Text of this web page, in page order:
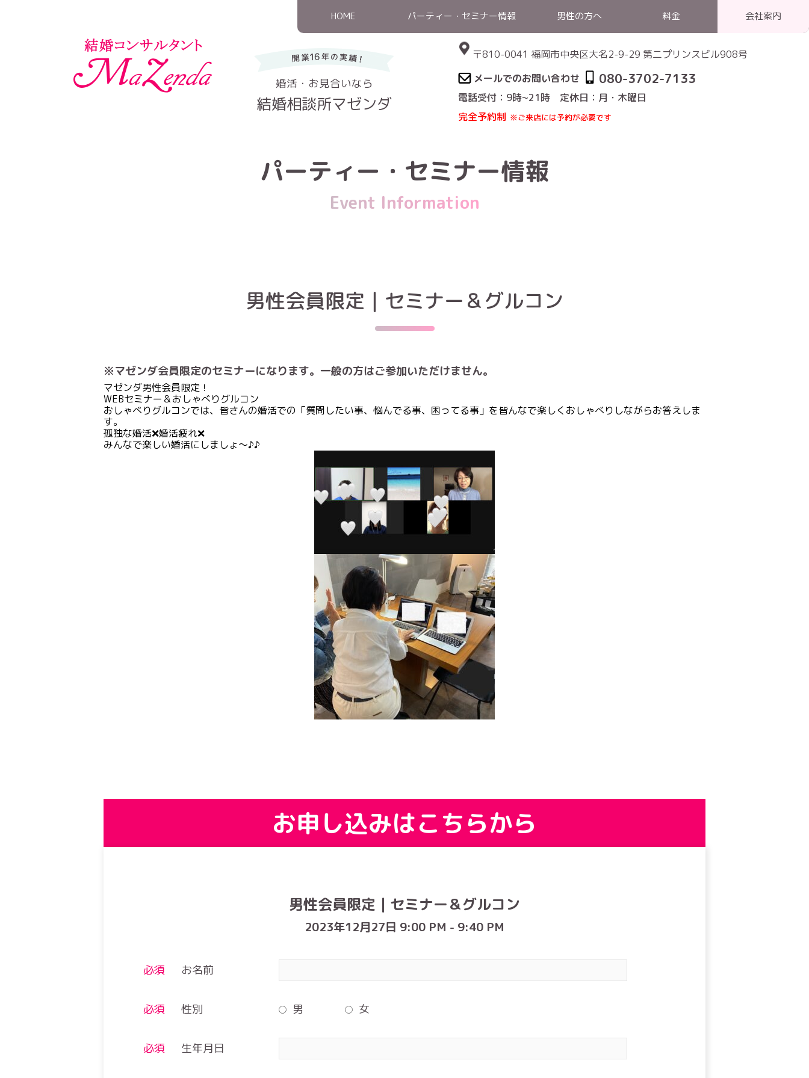
HOME パーティー・セミナー情報 男性の方へ 料金 会社案内
婚活・お見合いなら
結婚相談所マゼンダ
〒810-0041 福岡市中央区大名2-9-29 第二プリンスビル908号
メールでのお問い合わせ
080-3702-7133
電話受付：9時~21時 定休日：月・木曜日
完全予約制 ※ご来店には予約が必要です
パーティー・セミナー情報
Event Information
男性会員限定｜セミナー＆グルコン
※マゼンダ会員限定のセミナーになります。一般の方はご参加いただけません。
マゼンダ男性会員限定！
WEBセミナー＆おしゃべりグルコン
おしゃべりグルコンでは、皆さんの婚活での「質問したい事、悩んでる事、困ってる事」を皆んなで楽しくおしゃべりしながらお答えしま
す。
孤独な婚活❌婚活疲れ❌
みんなで楽しい婚活にしましょ〜♪♪
お申し込みはこちらから
男性会員限定｜セミナー＆グルコン
2023年12月27日 9:00 PM - 9:40 PM
必須 お名前
必須 性別 男 女
必須 生年月日